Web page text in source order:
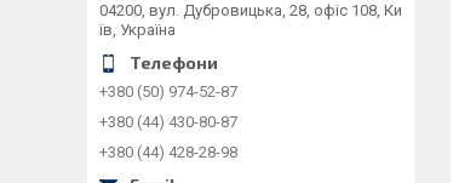
04200, вул. Дубровицька, 28, офіс 108, Ки
їв, Україна
+380 (50) 974-52-87
+380 (44) 430-80-87
+380 (44) 428-28-98